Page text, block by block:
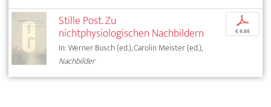
Stille Post. Zu
nichtphysiologischen Nachbildern
In: Werner Busch (ed.), Carolin Meister (ed.),
Nachbilder
p
€ 9,95